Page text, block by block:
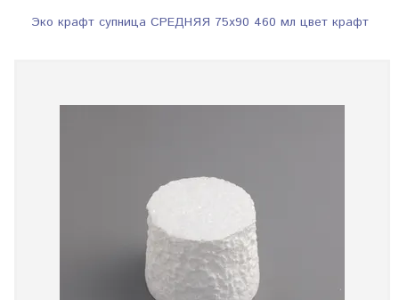
Эко крафт супница СРЕДНЯЯ 75х90 460 мл цвет крафт